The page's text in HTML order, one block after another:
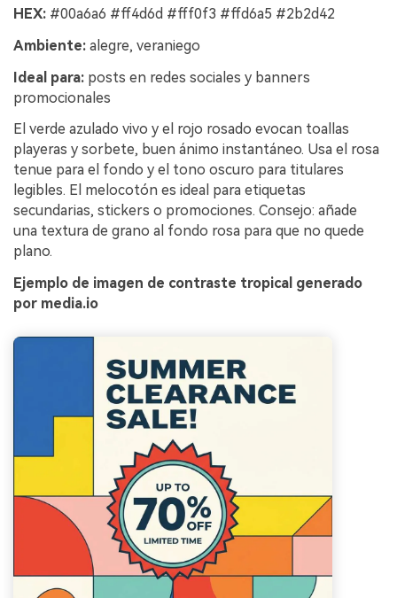
HEX: #00a6a6 #ff4d6d #fff0f3 #ffd6a5 #2b2d42
Ambiente: alegre, veraniego
Ideal para: posts en redes sociales y banners
promocionales
El verde azulado vivo y el rojo rosado evocan toallas
playeras y sorbete, buen ánimo instantáneo. Usa el rosa
tenue para el fondo y el tono oscuro para titulares
legibles. El melocotón es ideal para etiquetas
secundarias, stickers o promociones. Consejo: añade
una textura de grano al fondo rosa para que no quede
plano.
Ejemplo de imagen de contraste tropical generado
por media.io